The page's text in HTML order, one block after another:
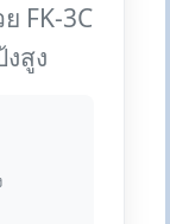
FK-3C
สูง